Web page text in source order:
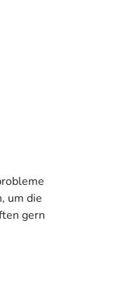
um die
gern